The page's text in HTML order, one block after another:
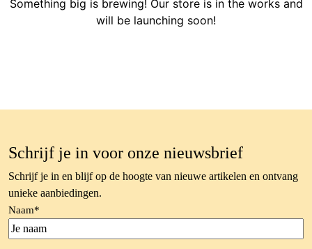
Something big is brewing! Our store is in the works and
will be launching soon!
Schrijf je in voor onze nieuwsbrief
Schrijf je in en blijf op de hoogte van nieuwe artikelen en ontvang
unieke aanbiedingen.
Naam*